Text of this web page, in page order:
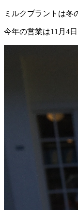
ミルクプラントは冬
今年の営業は11月4